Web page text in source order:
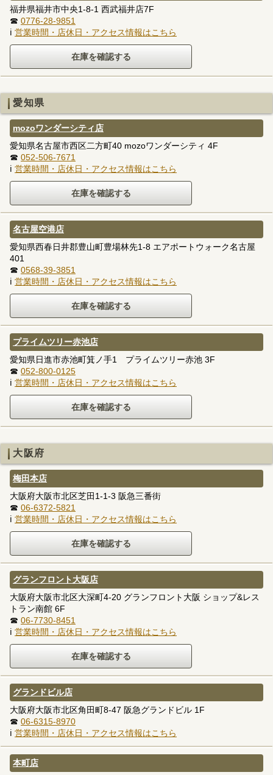
福井県福井市中央1-8-1 西武福井店7F
☎ 0776-28-9851
ℹ 営業時間・店休日・アクセス情報はこちら
愛知県
mozoワンダーシティ店
愛知県名古屋市西区二方町40 mozoワンダーシティ 4F
☎ 052-506-7671
ℹ 営業時間・店休日・アクセス情報はこちら
名古屋空港店
愛知県西春日井郡豊山町豊場林先1-8 エアポートウォーク名古屋
401
☎ 0568-39-3851
ℹ 営業時間・店休日・アクセス情報はこちら
プライムツリー赤池店
愛知県日進市赤池町箕ノ手1 プライムツリー赤池 3F
☎ 052-800-0125
ℹ 営業時間・店休日・アクセス情報はこちら
大阪府
梅田本店
大阪府大阪市北区芝田1-1-3 阪急三番街
☎ 06-6372-5821
ℹ 営業時間・店休日・アクセス情報はこちら
グランフロント大阪店
大阪府大阪市北区大深町4-20 グランフロント大阪 ショップ&レス
トラン南館 6F
☎ 06-7730-8451
ℹ 営業時間・店休日・アクセス情報はこちら
グランドビル店
大阪府大阪市北区角田町8-47 阪急グランドビル 1F
☎ 06-6315-8970
ℹ 営業時間・店休日・アクセス情報はこちら
本町店